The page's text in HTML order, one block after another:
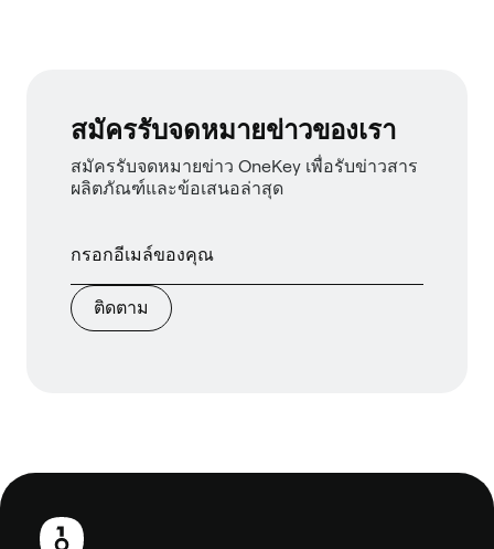
สมัครรับจดหมายข่าวของเรา
สมัครรับจดหมายข่าว OneKey เพื่อรับข่าวสาร
ผลิตภัณฑ์และข้อเสนอล่าสุด
ติดตาม
ส่วน
ท้าย